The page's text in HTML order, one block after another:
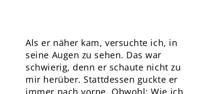
Als er näher kam, versuchte ich, in
seine Augen zu sehen. Das war
schwierig, denn er schaute nicht zu
mir herüber. Stattdessen guckte er
immer nach vorne. Obwohl: Wie ich